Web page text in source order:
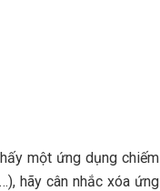
một ứng dụng chiếm
hãy cân nhắc xóa ứng